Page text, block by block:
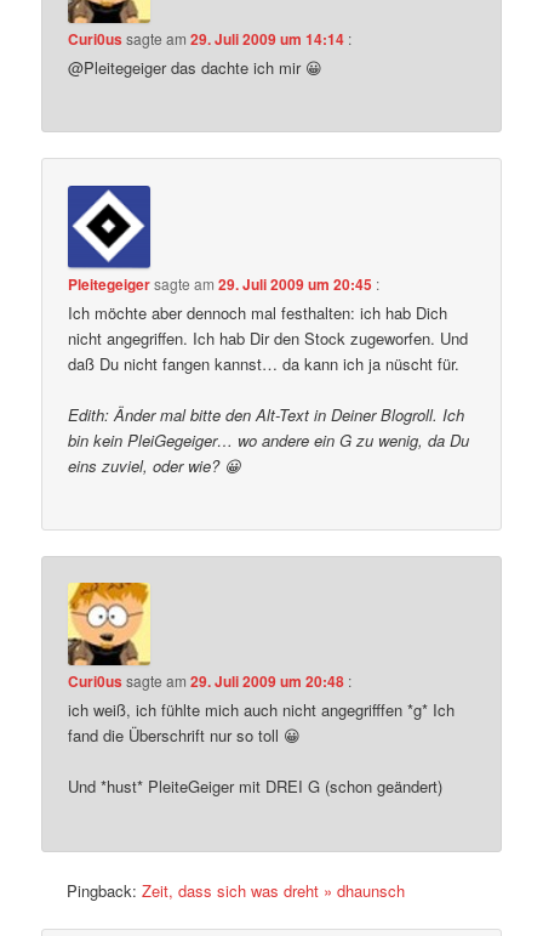
Curi0us sagte am29. Juli 2009 um 14:14 :
@Pleitegeiger das dachte ich mir 😀
Pleitegeigersagte am29. Juli 2009 um 20:45 :
Ich möchte aber dennoch mal festhalten: ich hab Dich
nicht angegriffen. Ich hab Dir den Stock zugeworfen. Und
daß Du nicht fangen kannst… da kann ich ja nüscht für.
Edith: Änder mal bitte den Alt-Text in Deiner Blogroll. Ich
bin kein PleiGegeiger… wo andere ein G zu wenig, da Du
eins zuviel, oder wie? 😀
Curi0us sagte am29. Juli 2009 um 20:48 :
ich weiß, ich fühlte mich auch nicht angegrifffen *g* Ich
fand die Überschrift nur so toll 😀
Und *hust* PleiteGeiger mit DREI G (schon geändert)
Pingback:Zeit, dass sich was dreht » dhaunsch